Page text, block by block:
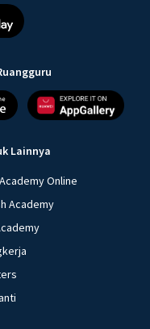
Lainnya
Online
Academy